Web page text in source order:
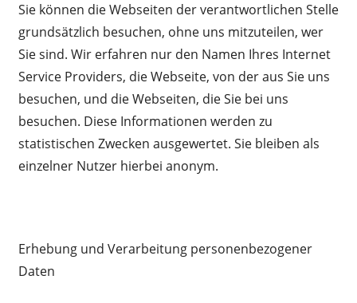
Sie können die Webseiten der verantwortlichen Stelle
grundsätzlich besuchen, ohne uns mitzuteilen, wer
Sie sind. Wir erfahren nur den Namen Ihres Internet
Service Providers, die Webseite, von der aus Sie uns
besuchen, und die Webseiten, die Sie bei uns
besuchen. Diese Informationen werden zu
statistischen Zwecken ausgewertet. Sie bleiben als
einzelner Nutzer hierbei anonym.
Erhebung und Verarbeitung personenbezogener
Daten